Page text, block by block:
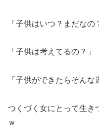
「子供はいつ？まだなの
「子供は考えてるの？」
「子供ができたらそんな
つくづく女にとって生き
ｗ